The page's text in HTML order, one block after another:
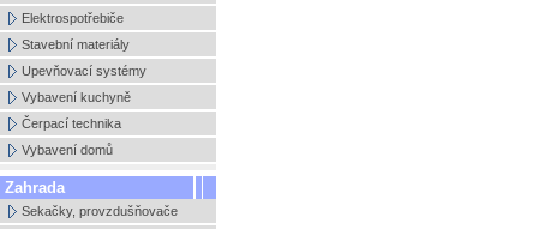
Elektrospotřebiče
Stavební materiály
Upevňovací systémy
Vybavení kuchyně
Čerpací technika
Vybavení domů
Zahrada
Sekačky, provzdušňovače